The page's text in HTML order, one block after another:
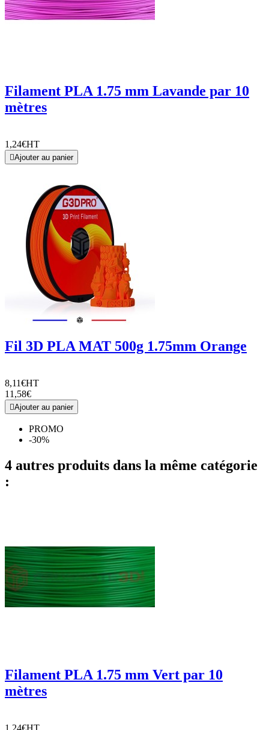
Filament PLA 1.75 mm Lavande par 10
mètres
1,24€HT
Ajouter au panier
Fil 3D PLA MAT 500g 1.75mm Orange
8,11€HT
11,58€
Ajouter au panier
PROMO
-30%
4 autres produits dans la même catégorie
:
Filament PLA 1.75 mm Vert par 10
mètres
1,24€HT